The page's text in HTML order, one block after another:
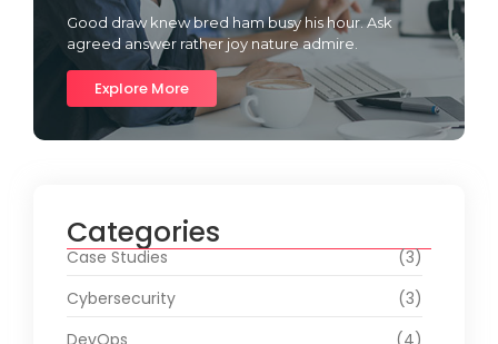
Good draw knew bred ham busy his hour. Ask
agreed answer rather joy nature admire.
Explore More
Categories
Case Studies
(3)
Cybersecurity
(3)